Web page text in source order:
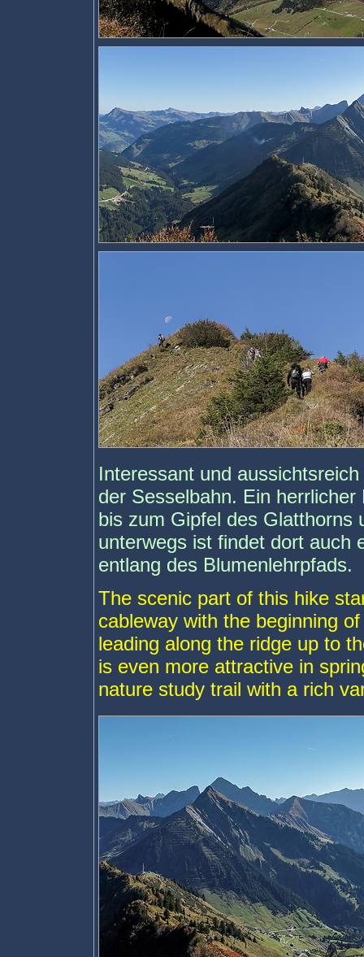
Interessant und
der Sesselbahn. Ein
bis zum Gipfel des Glatthorns
unterwegs ist findet dort auch
entlang des Blumenlehrpfads.
The scenic part of this hike
cableway with the beginning
leading along the ridge up to
is even more attractive in
nature study trail with a rich